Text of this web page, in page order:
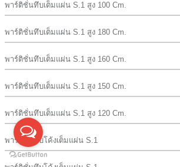
พาร์ติชั่นทึบเต็มแผ่น S.1 สูง 100 Cm.
พาร์ติชั่นทึบเต็มแผ่น S.1 สูง 180 Cm.
พาร์ติชั่นทึบเต็มแผ่น S.1 สูง 160 Cm.
พาร์ติชั่นทึบเต็มแผ่น S.1 สูง 150 Cm.
พาร์ติชั่นทึบเต็มแผ่น S.1 สูง 120 Cm.
พาร์ติชั่นทึบโค้งเต็มแผ่น S.1